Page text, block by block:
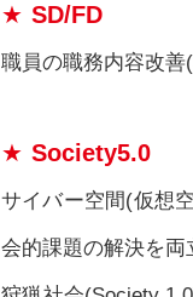
SD/FD
職員の職務内容改善
Society5.0
サイバー空間(仮想
会的課題の解決を両